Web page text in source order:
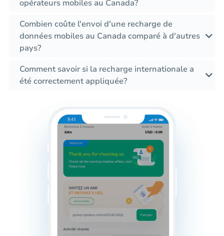
opérateurs mobiles au Canada?
Combien coûte l'envoi d'une recharge de
données mobiles au Canada comparé à d'autres
pays?
Comment savoir si la recharge internationale a
été correctement appliquée?